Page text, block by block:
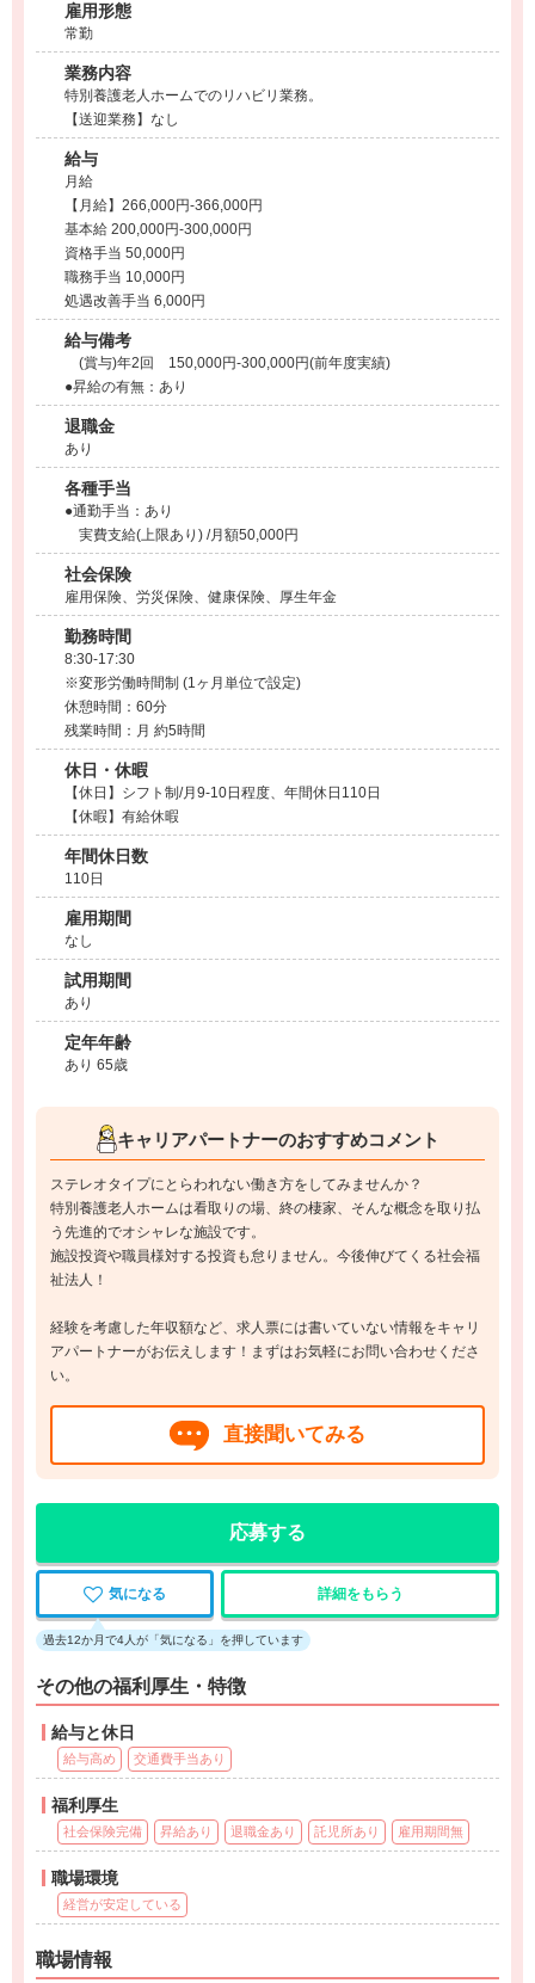
雇用形態
常勤
業務内容
特別養護老人ホームでのリハビリ業務。
【送迎業務】なし
給与
月給
【月給】266,000円-366,000円
基本給 200,000円-300,000円
資格手当 50,000円
職務手当 10,000円
処遇改善手当 6,000円
給与備考
(賞与)年2回 150,000円-300,000円(前年度実績)
●昇給の有無：あり
退職金
あり
各種手当
●通勤手当：あり
実費支給(上限あり) /月額50,000円
社会保険
雇用保険、労災保険、健康保険、厚生年金
勤務時間
8:30-17:30
※変形労働時間制 (1ヶ月単位で設定)
休憩時間：60分
残業時間：月 約5時間
休日・休暇
【休日】シフト制/月9-10日程度、年間休日110日
【休暇】有給休暇
年間休日数
110日
雇用期間
なし
試用期間
あり
定年年齢
あり 65歳
キャリアパートナーのおすすめコメント
ステレオタイプにとらわれない働き方をしてみませんか？
特別養護老人ホームは看取りの場、終の棲家、そんな概念を取り払
う先進的でオシャレな施設です。
施設投資や職員様対する投資も怠りません。今後伸びてくる社会福
祉法人！
経験を考慮した年収額など、求人票には書いていない情報をキャリ
アパートナーがお伝えします！まずはお気軽にお問い合わせくださ
い。
直接聞いてみる
応募する
気になる 詳細をもらう
過去12か月で4人が「気になる」を押しています
その他の福利厚生・特徴
給与と休日
給与高め 交通費手当あり
福利厚生
社会保険完備 昇給あり 退職金あり 託児所あり 雇用期間無
職場環境
経営が安定している
職場情報